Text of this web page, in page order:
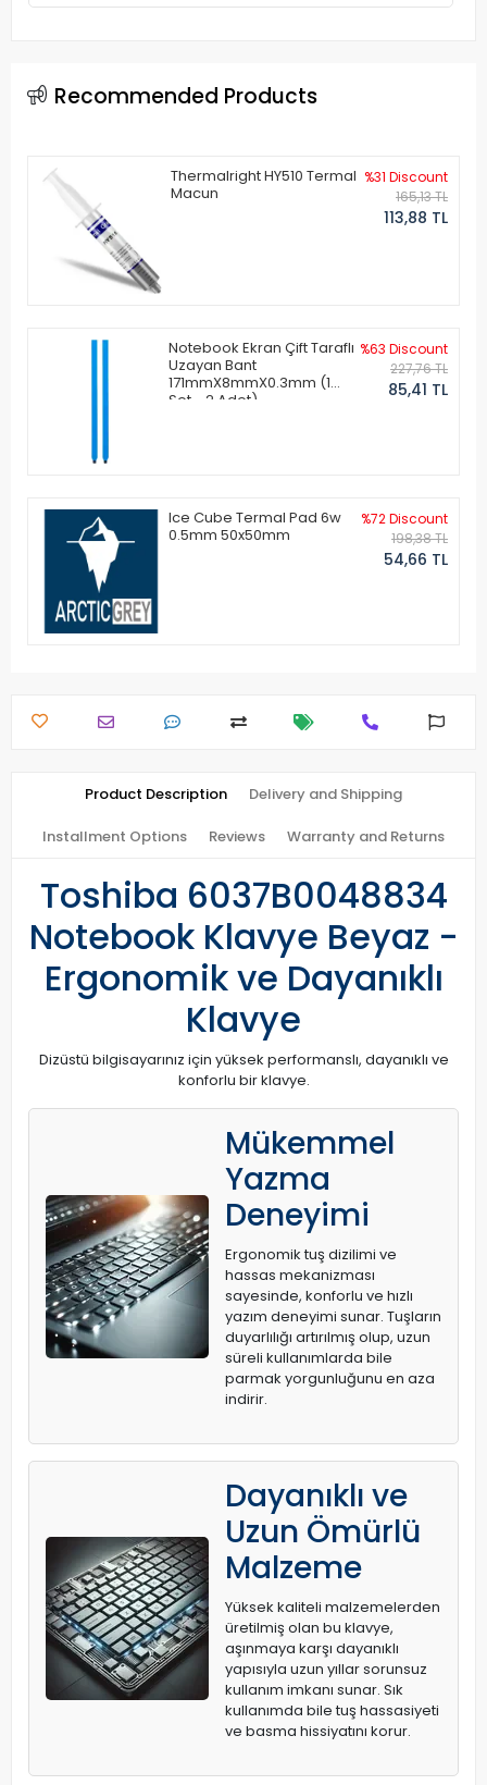
Recommended Products
Thermalright HY510 Termal
Macun
%31 Discount
165,13 TL
113,88 TL
Notebook Ekran Çift Taraflı
Uzayan Bant
171mmX8mmX0.3mm (1
Set - 2 Adet)
%63 Discount
227,76 TL
85,41 TL
Ice Cube Termal Pad 6w
0.5mm 50x50mm
%72 Discount
198,38 TL
54,66 TL
Product Description Delivery and Shipping
Installment Options Reviews Warranty and Returns
Toshiba 6037B0048834
Notebook Klavye Beyaz -
Ergonomik ve Dayanıklı
Klavye
Dizüstü bilgisayarınız için yüksek performanslı, dayanıklı ve
konforlu bir klavye.
Mükemmel
Yazma
Deneyimi
Ergonomik tuş dizilimi ve
hassas mekanizması
sayesinde, konforlu ve hızlı
yazım deneyimi sunar. Tuşların
duyarlılığı artırılmış olup, uzun
süreli kullanımlarda bile
parmak yorgunluğunu en aza
indirir.
Dayanıklı ve
Uzun Ömürlü
Malzeme
Yüksek kaliteli malzemelerden
üretilmiş olan bu klavye,
aşınmaya karşı dayanıklı
yapısıyla uzun yıllar sorunsuz
kullanım imkanı sunar. Sık
kullanımda bile tuş hassasiyeti
ve basma hissiyatını korur.